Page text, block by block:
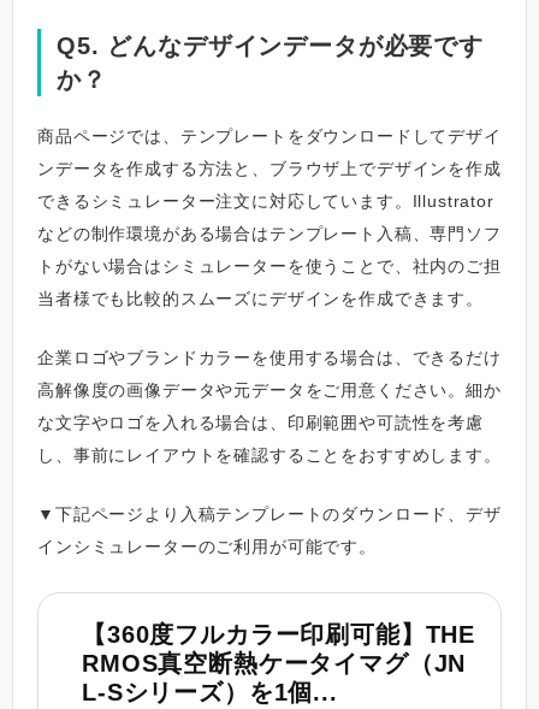
Q5. どんなデザインデータが必要です
か？
商品ページでは、テンプレートをダウンロードしてデザイ
ンデータを作成する方法と、ブラウザ上でデザインを作成
できるシミュレーター注文に対応しています。Illustrator
などの制作環境がある場合はテンプレート入稿、専門ソフ
トがない場合はシミュレーターを使うことで、社内のご担
当者様でも比較的スムーズにデザインを作成できます。
企業ロゴやブランドカラーを使用する場合は、できるだけ
高解像度の画像データや元データをご用意ください。細か
な文字やロゴを入れる場合は、印刷範囲や可読性を考慮
し、事前にレイアウトを確認することをおすすめします。
▼下記ページより入稿テンプレートのダウンロード、デザ
インシミュレーターのご利用が可能です。
【360度フルカラー印刷可能】THE
RMOS真空断熱ケータイマグ（JN
L-Sシリーズ）を1個...